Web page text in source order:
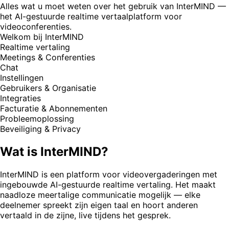
Alles wat u moet weten over het gebruik van InterMIND —
het AI-gestuurde realtime vertaalplatform voor
videoconferenties.
Welkom bij InterMIND
Realtime vertaling
Meetings & Conferenties
Chat
Instellingen
Gebruikers & Organisatie
Integraties
Facturatie & Abonnementen
Probleemoplossing
Beveiliging & Privacy
Wat is InterMIND?
InterMIND is een platform voor videovergaderingen met
ingebouwde AI-gestuurde realtime vertaling. Het maakt
naadloze meertalige communicatie mogelijk — elke
deelnemer spreekt zijn eigen taal en hoort anderen
vertaald in de zijne, live tijdens het gesprek.